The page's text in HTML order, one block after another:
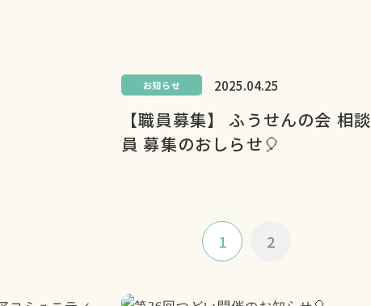
お知らせ 2025.04.25
【職員募集】 ふうせんの会 相談
員 募集のおしらせ🎈
1 2